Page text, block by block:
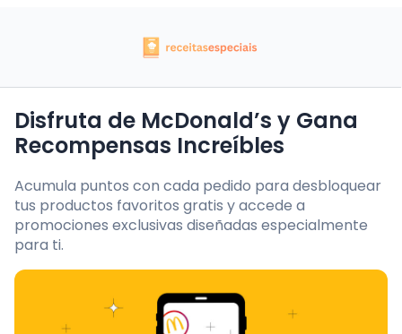
Disfruta de McDonald’s y Gana
Recompensas Increíbles
Acumula puntos con cada pedido para desbloquear
tus productos favoritos gratis y accede a
promociones exclusivas diseñadas especialmente
para ti.